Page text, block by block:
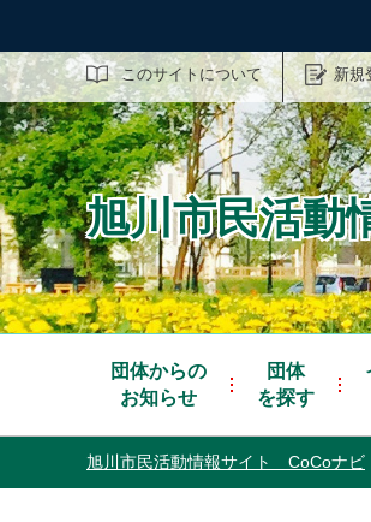
このサイトについて 新規
サイト内検索
旭川市民活
団体からの
お知らせ
団体
を探す
旭川市民活動情報サイト CoCoナビ